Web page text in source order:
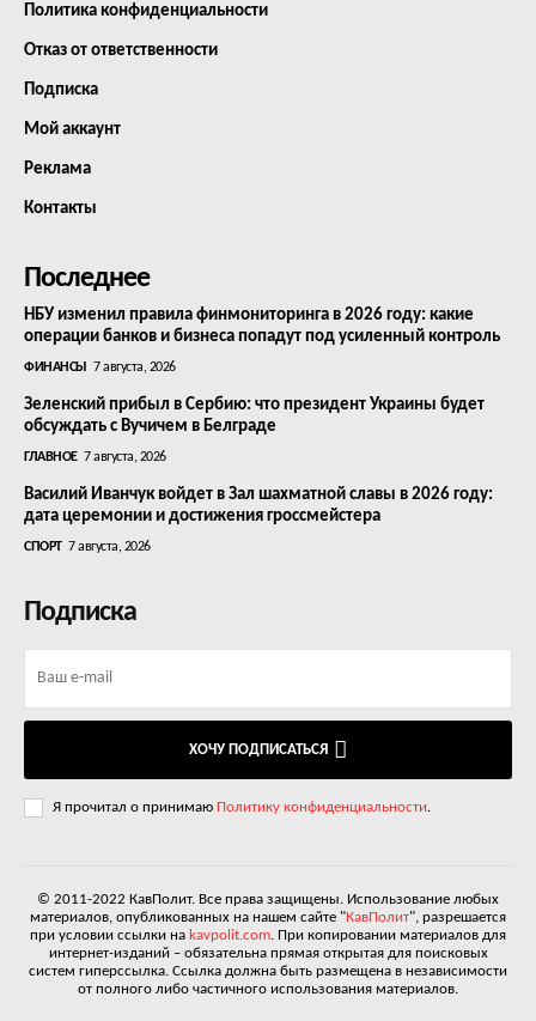
Политика конфиденциальности
Отказ от ответственности
Подписка
Мой аккаунт
Реклама
Контакты
Последнее
НБУ изменил правила финмониторинга в 2026 году: какие
операции банков и бизнеса попадут под усиленный контроль
ФИНАНСЫ 7 августа, 2026
Зеленский прибыл в Сербию: что президент Украины будет
обсуждать с Вучичем в Белграде
ГЛАВНОЕ 7 августа, 2026
Василий Иванчук войдет в Зал шахматной славы в 2026 году:
дата церемонии и достижения гроссмейстера
СПОРТ 7 августа, 2026
Подписка
ХОЧУ ПОДПИСАТЬСЯ
Я прочитал о принимаю Политику конфиденциальности.
© 2011-2022 КавПолит. Все права защищены. Использование любых
материалов, опубликованных на нашем сайте "КавПолит", разрешается
при условии ссылки на kavpolit.com. При копировании материалов для
интернет-изданий – обязательна прямая открытая для поисковых
систем гиперссылка. Ссылка должна быть размещена в независимости
от полного либо частичного использования материалов.